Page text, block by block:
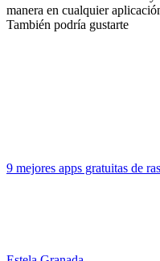
manera en cualquier
También podría gustarte
9 mejores apps gratuitas de